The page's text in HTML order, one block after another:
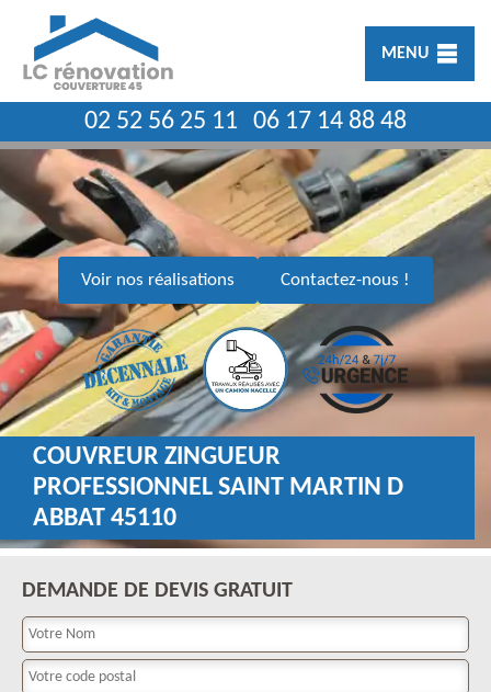
MENU
02 52 56 25 11 06 17 14 88 48
Voir nos réalisations Contactez-nous !
COUVREUR ZINGUEUR
PROFESSIONNEL SAINT MARTIN D
ABBAT 45110
DEMANDE DE DEVIS GRATUIT